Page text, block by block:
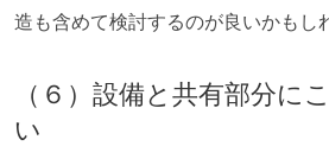
造も含めて検討するのが良いかもし
（６）設備と共有部分に
い